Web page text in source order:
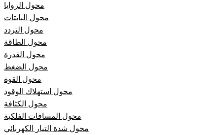
محول الزوايا
محول البايتات
محول التردد
محول الطاقة
محول القدرة
محول الضغط
محول القوة
محول استهلاك الوقود
محول الكثافة
محول المسافات الفلكية
محول شدة التيار الكهربائي